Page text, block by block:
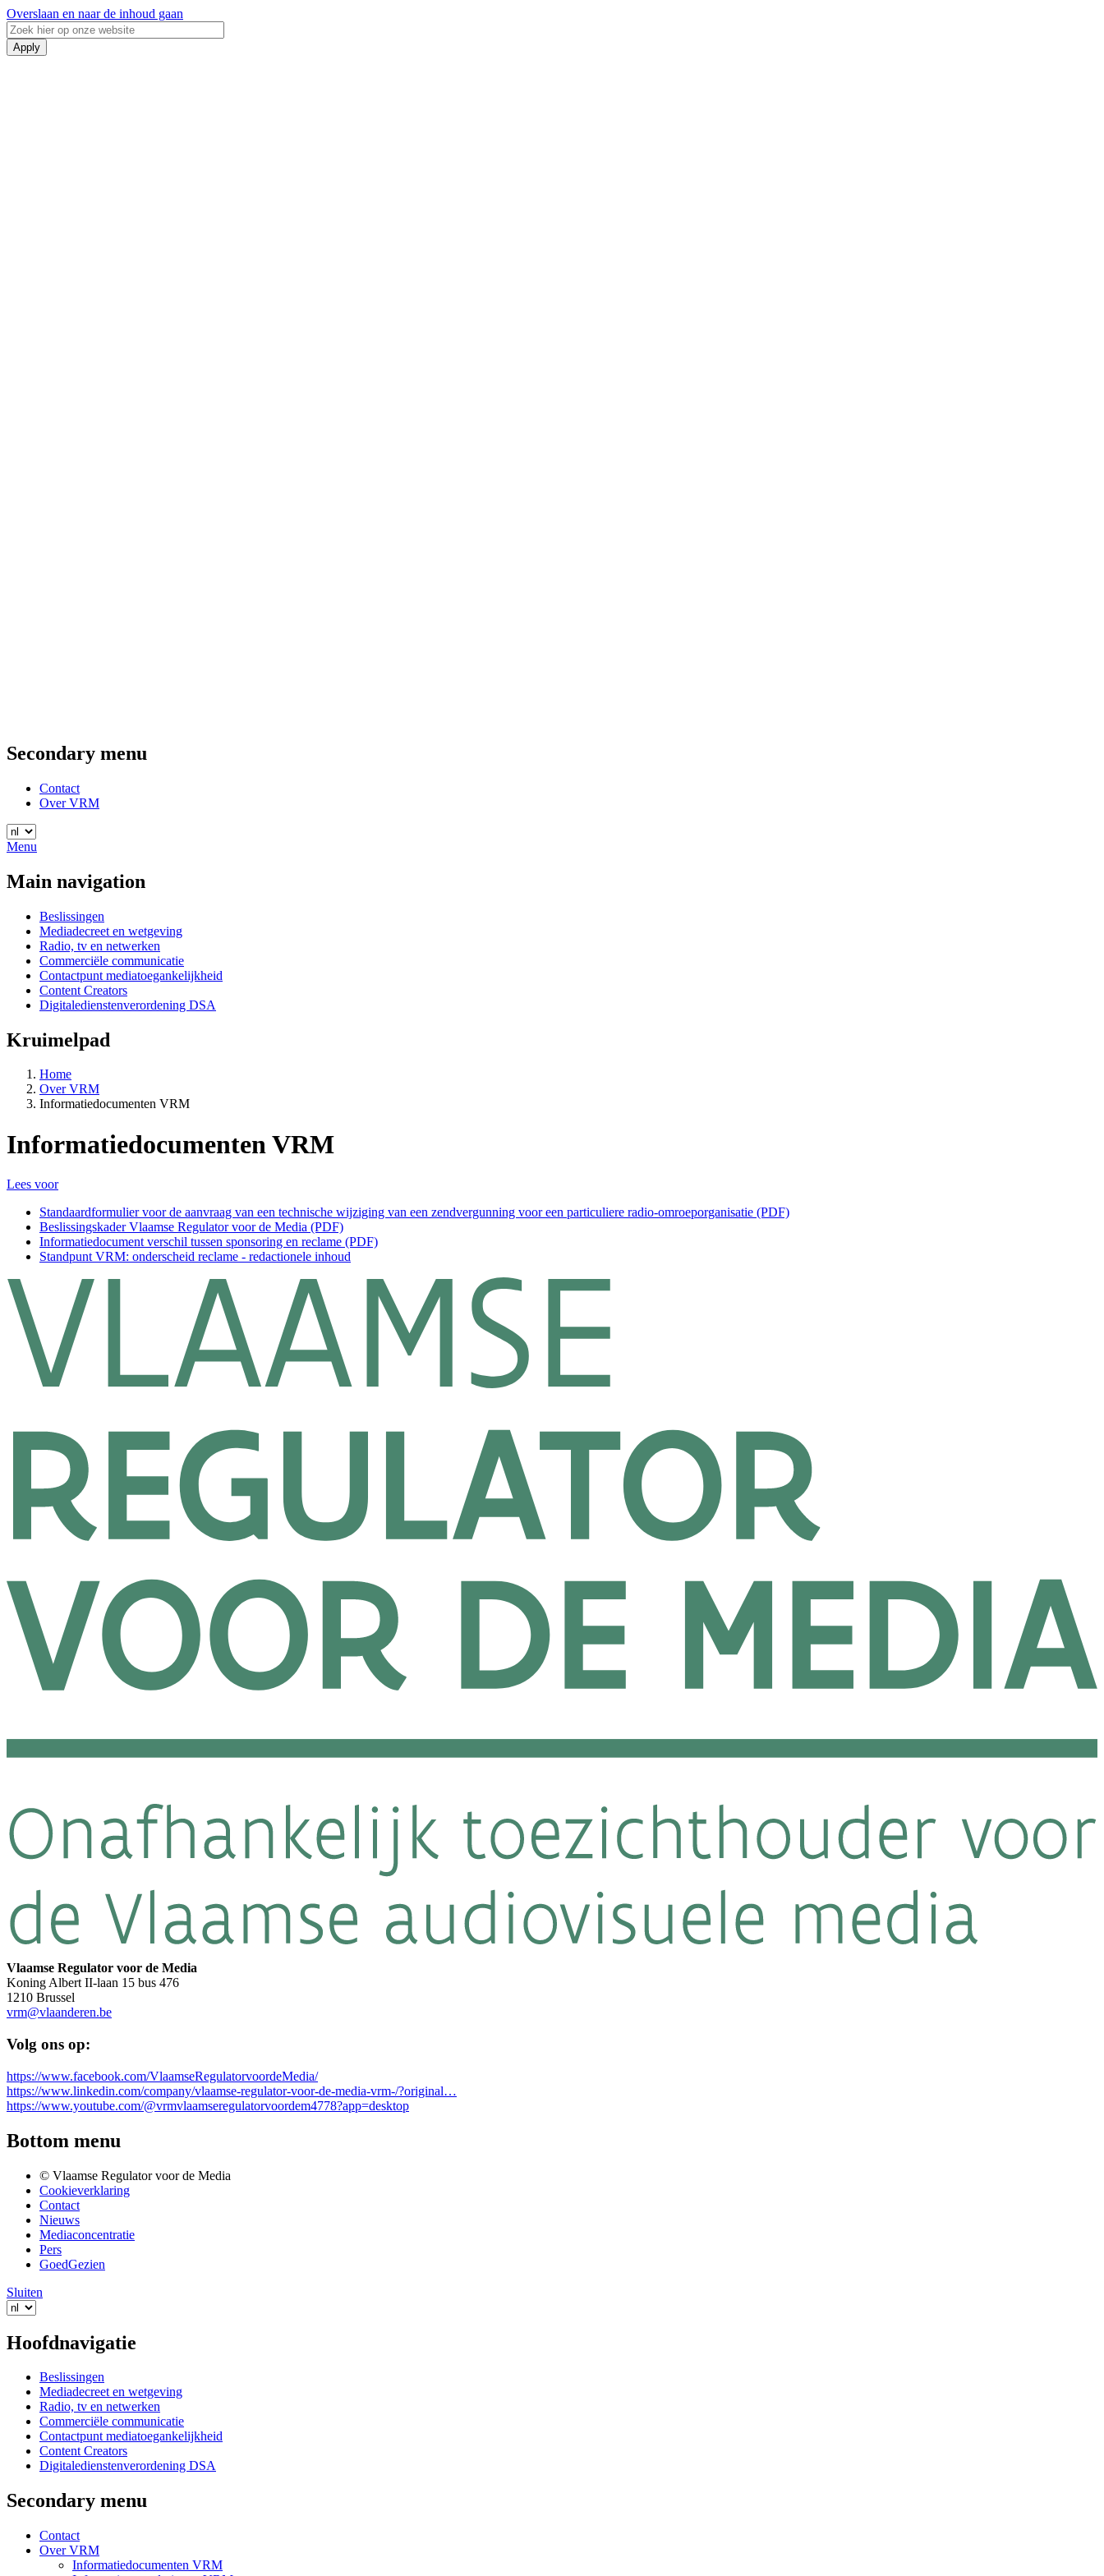
Overslaan en naar de inhoud gaan
Secondary menu
Contact
Over VRM
Menu
Main navigation
Beslissingen
Mediadecreet en wetgeving
Radio, tv en netwerken
Commerciële communicatie
Contactpunt mediatoegankelijkheid
Content Creators
Digitaledienstenverordening DSA
Kruimelpad
Home
Over VRM
Informatiedocumenten VRM
Informatiedocumenten VRM
Lees voor
Standaardformulier voor de aanvraag van een technische wijziging van een zendvergunning voor een particuliere radio-omroeporganisatie (PDF)
Beslissingskader Vlaamse Regulator voor de Media (PDF)
Informatiedocument verschil tussen sponsoring en reclame (PDF)
Standpunt VRM: onderscheid reclame - redactionele inhoud
Vlaamse Regulator voor de Media
Koning Albert II-laan 15 bus 476
1210 Brussel
vrm@vlaanderen.be
Volg ons op:
https://www.facebook.com/VlaamseRegulatorvoordeMedia/
https://www.linkedin.com/company/vlaamse-regulator-voor-de-media-vrm-/?original…
https://www.youtube.com/@vrmvlaamseregulatorvoordem4778?app=desktop
Bottom menu
© Vlaamse Regulator voor de Media
Cookieverklaring
Contact
Nieuws
Mediaconcentratie
Pers
GoedGezien
Sluiten
Hoofdnavigatie
Beslissingen
Mediadecreet en wetgeving
Radio, tv en netwerken
Commerciële communicatie
Contactpunt mediatoegankelijkheid
Content Creators
Digitaledienstenverordening DSA
Secondary menu
Contact
Over VRM
Informatiedocumenten VRM